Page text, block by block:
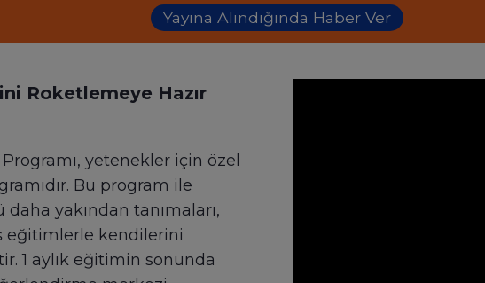
Yayına Alındığında Haber Ver
Roketlemeye Hazır
yetenekler için özel
Bu program ile
yakından tanımaları,
eğitimlerle kendilerini
1 aylık eğitimin sonunda